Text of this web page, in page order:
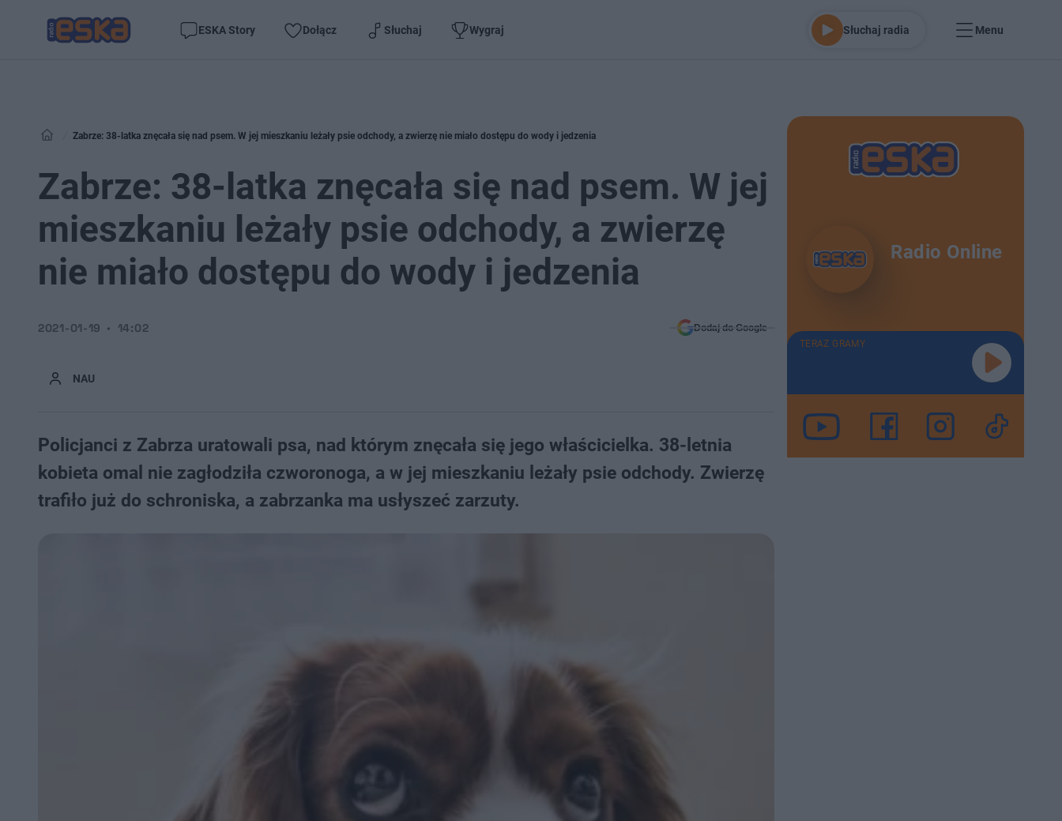
ESKA Story Dołącz Słuchaj Wygraj Słuchaj radia Menu
Zabrze: 38-latka znęcała się nad psem. W jej mieszkaniu leżały psie odchody, a zwierzę nie miało dostępu do wody i jedzenia
Zabrze: 38-latka znęcała się nad psem. W jej
mieszkaniu leżały psie odchody, a zwierzę
nie miało dostępu do wody i jedzenia
NAU
2021-01-19 14:02 Dodaj do Google
Policjanci z Zabrza uratowali psa, nad którym znęcała się jego właścicielka. 38-letnia
kobieta omal nie zagłodziła czworonoga, a w jej mieszkaniu leżały psie odchody. Zwierzę
trafiło już do schroniska, a zabrzanka ma usłyszeć zarzuty.
Radio Online
TERAZ GRAMY